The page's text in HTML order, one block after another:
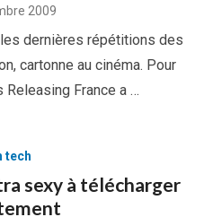
2009
dernières répétitions des
cartonne au cinéma. Pour
Releasing France a …
tech
sexy à télécharger